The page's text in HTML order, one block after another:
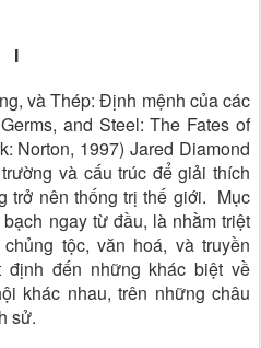
I
và Thép: Định mệnh của các
and Steel: The Fates of
Norton, 1997) Jared Diamond
và cấu trúc để giải thích
trở nên thống trị thế giới. Mục
ngay từ đầu, là nhằm triệt
tộc, văn hoá, và truyền
định đến những khác biệt về
khác nhau, trên những châu
sử.